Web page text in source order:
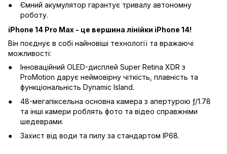
Ємний акумулятор гарантує тривалу автономну
роботу.
iPhone 14 Pro Max - це вершина лінійки iPhone 14!
Він поєднує в собі найновіші технології та вражаючі
можливості:
Інноваційний OLED-дисплей Super Retina XDR з
ProMotion дарує неймовірну чіткість, плавність та
функціональність Dynamic Island.
48-мегапіксельна основна камера з апертурою ƒ/1.78
та інші камери роблять фото та відео справжніми
шедеврами.
Захист від води та пилу за стандартом IP68.